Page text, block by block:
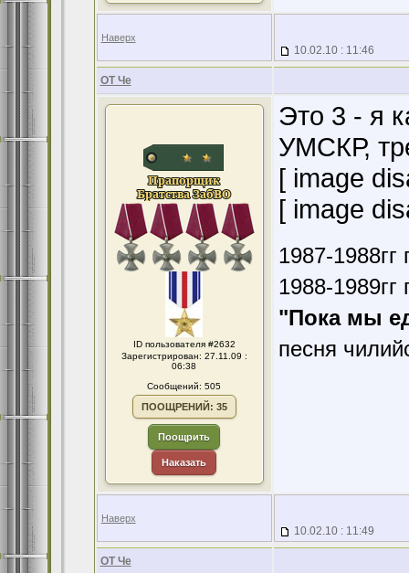
Наверх
10.02.10 : 11:46
ОТ Че
ID пользователя #2632
Зарегистрирован: 27.11.09 :
06:38
Сообщений: 505
ПООЩРЕНИЙ: 35
Поощрить
Наказать
Это 3 - я
УМСКР,
[ image
[ image
1987-
1988-
"Пока мы
песня
Наверх
10.02.10 : 11:49
ОТ Че